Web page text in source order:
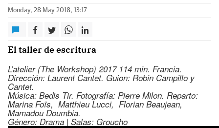
Monday, 28 May 2018, 13:17
El taller de escritura
L’atelier (The Workshop) 2017 114 min. Francia.
Dirección: Laurent Cantet. Guion: Robin Campillo y
Cantet.
Música: Bedis Tir. Fotografía: Pierre Milon. Reparto:
Marina Foïs, Matthieu Lucci, Florian Beaujean,
Mamadou Doumbia.
Género: Drama | Salas: Groucho